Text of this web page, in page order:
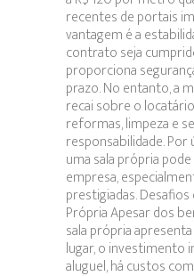
recentes de portais
vantagem é a
contrato seja
proporciona
prazo. No entanto, a
recai sobre o
reformas, limpeza e
responsabilidade. Por
uma sala própria
empresa,
prestigiadas. Desafios
Própria Apesar dos
sala própria
lugar, o investimento
aluguel, há custos